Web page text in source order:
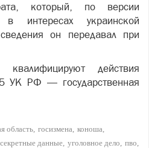
который, по версии
в интересах украинской
он передавал при
квалифицируют действия
УК РФ — государственная
область госизмена коноша
секретные данные уголовное дело пво